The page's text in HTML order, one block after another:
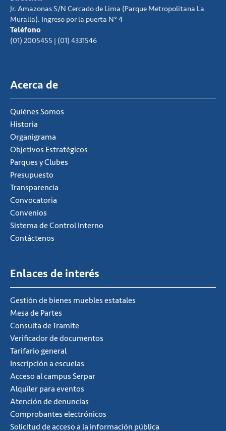
Jr. Amazonas S/N Cercado de Lima (Parque Metropolitana La
Muralla). Ingreso por la puerta N° 4
Teléfono
(01) 2005455 | (01) 4331546
Acerca de
Quiénes Somos
Historia
Organigrama
Objetivos Estratégicos
Parques y Clubes
Presupuesto
Transparencia
Convocatoria
Convenios
Sistema de Control Interno
Contáctenos
Enlaces de interés
Gestión de bienes muebles estatales
Mesa de Partes
Consulta de Tramite
Verificador de documentos
Tarifario general
Inscripción a escuelas
Acceso al campus Serpar
Alquiler para eventos
Atención de denuncias
Comprobantes electrónicos
Solicitud de acceso a la información pública